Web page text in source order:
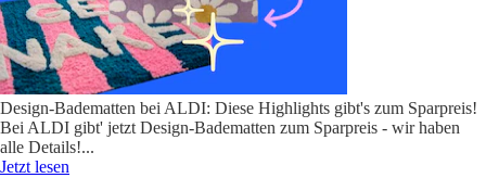
Design-Badematten bei ALDI: Diese Highlights gibt's zum Sparpreis!
Bei ALDI gibt' jetzt Design-Badematten zum Sparpreis - wir haben
alle Details!...
Jetzt lesen